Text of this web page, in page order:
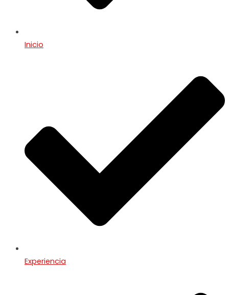
Inicio
Experiencia